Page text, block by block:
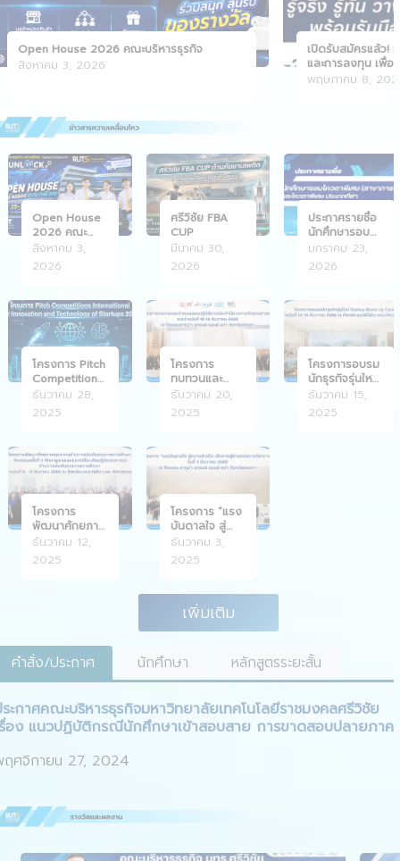
Open House 2026 คณะบริหารธุรกิจ
สิงหาคม 3, 2026
เปิดรับสมัครแล้ว!
และการลงทุน เพื่
and Investment
พฤษภาคม 8,
Open House
2026 คณะ
บริหารธุรกิจ
สิงหาคม 3,
2026
ศรีวิชัย FBA
CUP
มีนาคม 30,
2026
ประกาศรายชื่อ
นักศึกษารอบ
โควตาพิเศษ
มกราคม 23,
2026
โครงการ Pitch
Competitions
2026
ธันวาคม 28,
2025
โครงการ
ทบทวนและ
กำหนดแผน
ปฏิบัติงาน
ยุทธศาสตร์
ธันวาคม 20,
2025
โครงการอบรม
นักธุรกิจรุ่นใหม่
Startup Boots
Up Camp
ธันวาคม 15,
2025
โครงการ
พัฒนาศักยภาพ
บุคลากรด้าน
การประกัน
คุณภาพการ
ธันวาคม 12,
2025
โครงการ “แรง
บันดาลใจ สู่
ความสำเร็จ:
เส้นทางสู่
ตำแหน่งทาง
ธันวาคม 3,
2025
เพิ่มเติม
คำสั่ง/ประกาศ นักศึกษา หลักสูตรระยะสั้น
ะกาศคณะบริหารธุรกิจมหาวิทยาลัยเทคโนโลยีราชมงคลศรีวิชัย
อง แนวปฏิบัติกรณีนักศึกษาเข้าสอบสาย การขาดสอบปลายภาค
ศจิกายน 27, 2024